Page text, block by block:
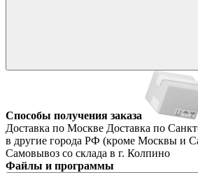
Способы получения заказа
Доставка по Москве Доставка по
в другие города РФ (кроме Москвы и
Самовывоз со склада в г. Колпино
Файлы и программы